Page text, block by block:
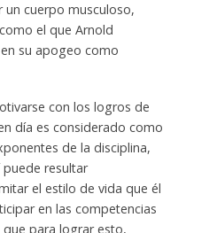
un cuerpo musculoso,
el que Arnold
su apogeo como
con los logros de
día es considerado como
de la disciplina,
resultar
el estilo de vida que él
en las competencias
para lograr esto,